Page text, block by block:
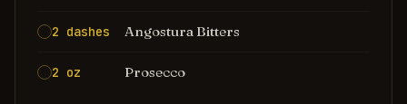
2 dashes Angostura Bitters
2 oz Prosecco